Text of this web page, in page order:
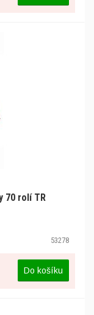
70 rolí TR
53278
Do košíku